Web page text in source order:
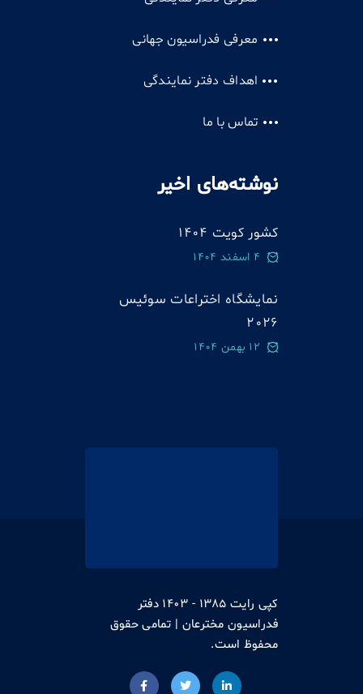
معرفی فدراسیون جهانی
اهداف دفتر نمایندگی
تماس با ما
نوشته‌های اخیر
کشور کویت 1404
4 اسفند 1404
نمایشگاه اختراعات سوئيس
2026
12 بهمن 1404
کپی رایت 1385 - 1403 دفتر
فدراسیون مخترعان | تمامی حقوق
محفوظ است.